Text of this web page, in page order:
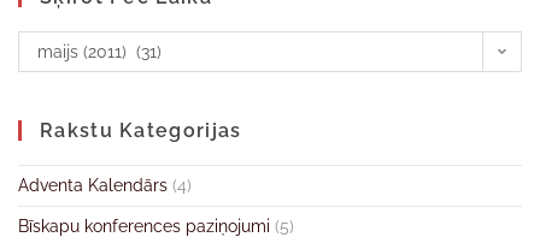
maijs (2011) (31)
Rakstu Kategorijas
Adventa Kalendārs (4)
Bīskapu konferences paziņojumi (5)